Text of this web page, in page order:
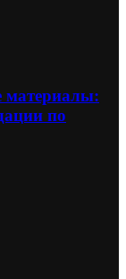
материалы:
по